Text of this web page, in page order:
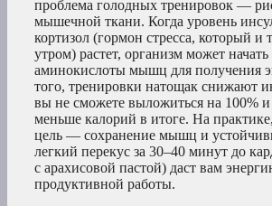
проблема голодных тренировок —
мышечной ткани. Когда уровень
кортизол (гормон стресса, который и
утром) растет, организм может
аминокислоты мышц для получения
того, тренировки натощак снижают
вы не сможете выложиться на 100%
меньше калорий в итоге. На
цель — сохранение мышц и
легкий перекус за 30–40 минут до
с арахисовой пастой) даст вам
продуктивной работы.